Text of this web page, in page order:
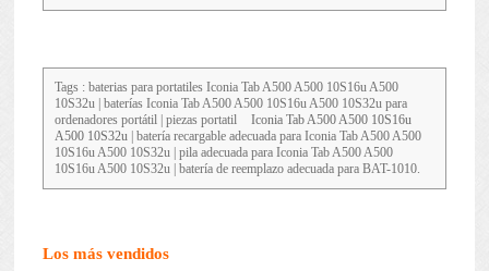
Tags : baterias para portatiles Iconia Tab A500 A500 10S16u A500
10S32u| baterías Iconia Tab A500 A500 10S16u A500 10S32u para
ordenadores portátil | piezas portatil
Iconia Tab A500 A500 10S16u
A500 10S32u| batería recargable adecuada para Iconia Tab A500 A500
10S16u A500 10S32u | pila adecuada para Iconia Tab A500 A500
10S16u A500 10S32u | batería de reemplazo adecuada para BAT-1010.
Los más vendidos